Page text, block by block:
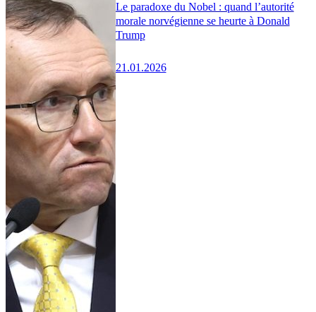
Le paradoxe du Nobel : quand l’autorité
morale norvégienne se heurte à Donald
Trump
21.01.2026